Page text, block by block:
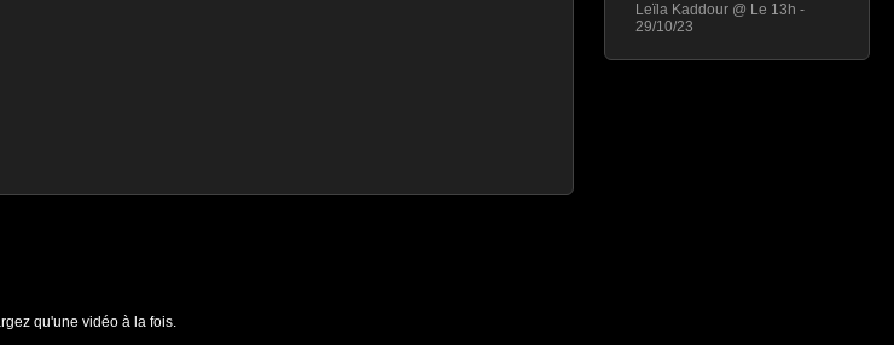
Leïla Kaddour @ Le 13h -
29/10/23
qu'une vidéo à la fois.